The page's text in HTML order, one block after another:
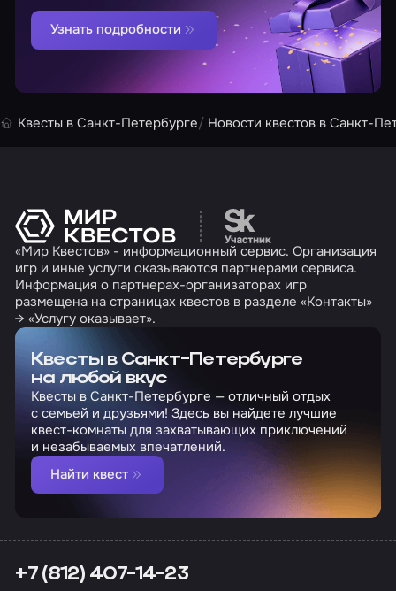
Узнать подробности
Квесты в Санкт-Петербурге Новости квестов в Санкт-
Перейти на сайт
«Мир Квестов» - информационный сервис. Организация
игр и иные услуги оказываются партнерами сервиса.
Информация о партнерах-организаторах игр
размещена на страницах квестов в разделе «Контакты»
→ «Услугу оказывает».
Квесты в Санкт-Петербурге
на любой вкус
Квесты в Санкт-Петербурге — отличный отдых
с семьей и друзьями! Здесь вы найдете лучшие
квест-комнаты для захватывающих приключений
и незабываемых впечатлений.
Найти квест
+7 (812) 407-14-23